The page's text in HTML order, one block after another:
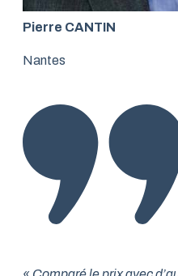
Pierre CANTIN
Nantes